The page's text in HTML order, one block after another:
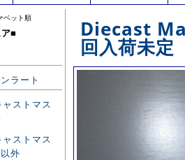
ベット順
■
ラート
ストマス
ストマス
外
Diecast
回入荷未定